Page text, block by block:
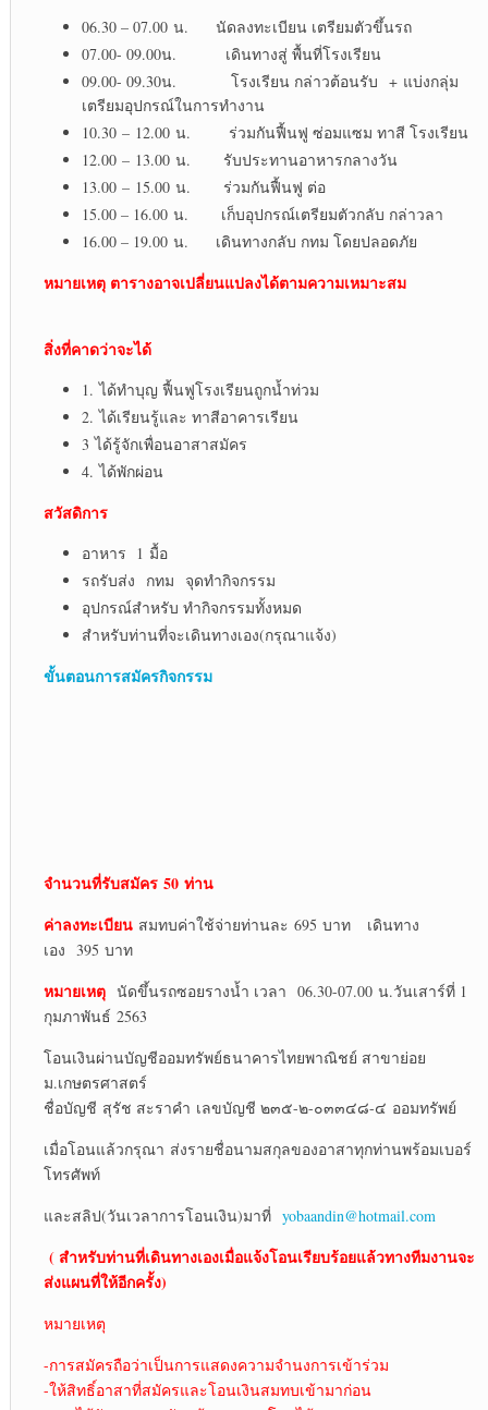
06.30 – 07.00 น. นัดลงทะเบียน เตรียมตัวขึ้นรถ
07.00- 09.00น. เดินทางสู่ พื้นที่โรงเรียน
09.00- 09.30น. โรงเรียน กล่าวต้อนรับ + แบ่งกลุ่ม
เตรียมอุปกรณ์ในการทำงาน
10.30 – 12.00 น. ร่วมกันฟื้นฟู ซ่อมแซม ทาสี โรงเรียน
12.00 – 13.00 น. รับประทานอาหารกลางวัน
13.00 – 15.00 น. ร่วมกันฟื้นฟู ต่อ
15.00 – 16.00 น. เก็บอุปกรณ์เตรียมตัวกลับ กล่าวลา
16.00 – 19.00 น. เดินทางกลับ กทม โดยปลอดภัย
หมายเหตุ ตารางอาจเปลี่ยนแปลงได้ตามความเหมาะสม
สิ่งที่คาดว่าจะได้
1. ได้ทำบุญ ฟื้นฟูโรงเรียนถูกน้ำท่วม
2. ได้เรียนรู้และ ทาสีอาคารเรียน
3 ได้รู้จักเพื่อนอาสาสมัคร
4. ได้พักผ่อน
สวัสดิการ
อาหาร 1 มื้อ
รถรับส่ง กทม จุดทำกิจกรรม
อุปกรณ์สำหรับ ทำกิจกรรมทั้งหมด
สำหรับท่านที่จะเดินทางเอง(กรุณาแจ้ง)
ขั้นตอนการสมัครกิจกรรม
จำนวนที่รับสมัคร50 ท่าน
ค่าลงทะเบียน สมทบค่าใช้จ่ายท่านละ 695 บาท เดินทาง
เอง 395 บาท
หมายเหตุ นัดขึ้นรถซอยรางน้ำ เวลา 06.30-07.00 น.วันเสาร์ที่ 1
กุมภาพันธ์ 2563
โอนเงินผ่านบัญชีออมทรัพย์ธนาคารไทยพาณิชย์ สาขาย่อย
ม.เกษตรศาสตร์
ชื่อบัญชี สุรัช สะราคำ เลขบัญชี ๒๓๕-๒-๐๓๓๔๘-๔ ออมทรัพย์
เมื่อโอนแล้วกรุณา ส่งรายชื่อนามสกุลของอาสาทุกท่านพร้อมเบอร์
โทรศัพท์
และสลิป(วันเวลาการโอนเงิน)มาที่ yobaandin@hotmail.com
( สำหรับท่านที่เดินทางเองเมื่อแจ้งโอนเรียบร้อยแล้วทางทีมงานจะ
ส่งแผนที่ให้อีกครั้ง)
หมายเหตุ
-การสมัครถือว่าเป็นการแสดงความจำนงการเข้าร่วม
-ให้สิทธิ์อาสาที่สมัครและโอนเงินสมทบเข้ามาก่อน